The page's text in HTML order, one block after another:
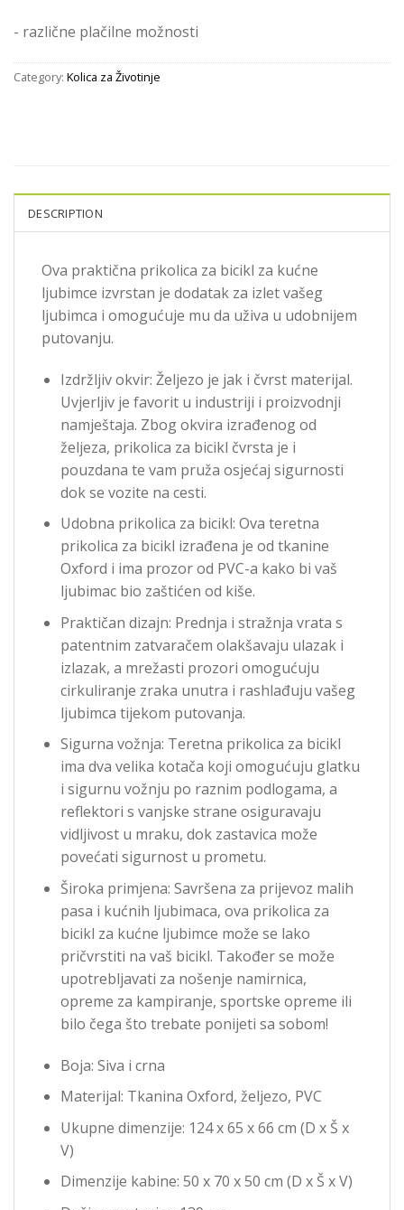
- različne plačilne možnosti
Category: Kolica za Životinje
DESCRIPTION
Ova praktična prikolica za bicikl za kućne
ljubimce izvrstan je dodatak za izlet vašeg
ljubimca i omogućuje mu da uživa u udobnijem
putovanju.
Izdržljiv okvir: Željezo je jak i čvrst materijal.
Uvjerljiv je favorit u industriji i proizvodnji
namještaja. Zbog okvira izrađenog od
željeza, prikolica za bicikl čvrsta je i
pouzdana te vam pruža osjećaj sigurnosti
dok se vozite na cesti.
Udobna prikolica za bicikl: Ova teretna
prikolica za bicikl izrađena je od tkanine
Oxford i ima prozor od PVC-a kako bi vaš
ljubimac bio zaštićen od kiše.
Praktičan dizajn: Prednja i stražnja vrata s
patentnim zatvaračem olakšavaju ulazak i
izlazak, a mrežasti prozori omogućuju
cirkuliranje zraka unutra i rashlađuju vašeg
ljubimca tijekom putovanja.
Sigurna vožnja: Teretna prikolica za bicikl
ima dva velika kotača koji omogućuju glatku
i sigurnu vožnju po raznim podlogama, a
reflektori s vanjske strane osiguravaju
vidljivost u mraku, dok zastavica može
povećati sigurnost u prometu.
Široka primjena: Savršena za prijevoz malih
pasa i kućnih ljubimaca, ova prikolica za
bicikl za kućne ljubimce može se lako
pričvrstiti na vaš bicikl. Također se može
upotrebljavati za nošenje namirnica,
opreme za kampiranje, sportske opreme ili
bilo čega što trebate ponijeti sa sobom!
Boja: Siva i crna
Materijal: Tkanina Oxford, željezo, PVC
Ukupne dimenzije: 124 x 65 x 66 cm (D x Š x
V)
Dimenzije kabine: 50 x 70 x 50 cm (D x Š x V)